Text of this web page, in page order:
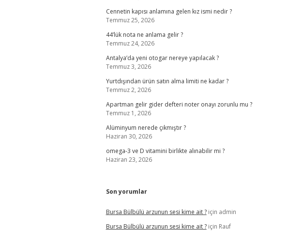
Cennetin kapısı anlamına gelen kız ismi nedir ?
Temmuz 25, 2026
44’lük nota ne anlama gelir ?
Temmuz 24, 2026
Antalya’da yeni otogar nereye yapılacak ?
Temmuz 3, 2026
Yurtdışından ürün satın alma limiti ne kadar ?
Temmuz 2, 2026
Apartman gelir gider defteri noter onayı zorunlu mu ?
Temmuz 1, 2026
Alüminyum nerede çıkmıştır ?
Haziran 30, 2026
omega-3 ve D vitamini birlikte alınabilir mi ?
Haziran 23, 2026
Son yorumlar
Bursa Bülbülü arzunun sesi kime ait ?için admin
Bursa Bülbülü arzunun sesi kime ait ?için Rauf